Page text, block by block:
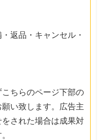
返品・キャンセル・
ちらのページ下部の
い致します。広告主
された場合は成果対